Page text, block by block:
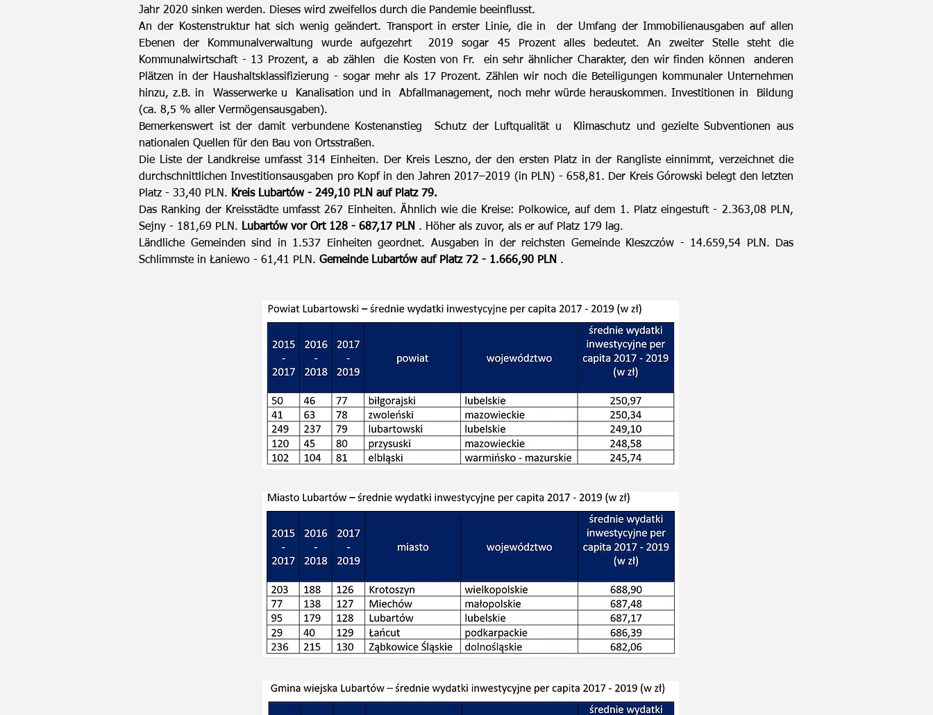
Jahr 2020 sinken werden. Dieses wird zweifellos durch die Pandemie beeinflusst.
An der Kostenstruktur hat sich wenig geändert. Transport in erster Linie, die in der Umfang der Immobilienausgaben auf allen
Ebenen der Kommunalverwaltung wurde aufgezehrt 2019 sogar 45 Prozent alles bedeutet. An zweiter Stelle steht die
Kommunalwirtschaft - 13 Prozent, a ab zählen die Kosten von Fr. ein sehr ähnlicher Charakter, den wir finden können anderen
Plätzen in der Haushaltsklassifizierung - sogar mehr als 17 Prozent. Zählen wir noch die Beteiligungen kommunaler Unternehmen
hinzu, z.B. in Wasserwerke u Kanalisation und in Abfallmanagement, noch mehr würde herauskommen. Investitionen in Bildung
(ca. 8,5 % aller Vermögensausgaben).
Bemerkenswert ist der damit verbundene Kostenanstieg Schutz der Luftqualität u Klimaschutz und gezielte Subventionen aus
nationalen Quellen für den Bau von Ortsstraßen.
Die Liste der Landkreise umfasst 314 Einheiten. Der Kreis Leszno, der den ersten Platz in der Rangliste einnimmt, verzeichnet die
durchschnittlichen Investitionsausgaben pro Kopf in den Jahren 2017–2019 (in PLN) - 658,81. Der Kreis Górowski belegt den letzten
Platz - 33,40 PLN. Kreis Lubartów - 249,10 PLN auf Platz 79.
Das Ranking der Kreisstädte umfasst 267 Einheiten. Ähnlich wie die Kreise: Polkowice, auf dem 1. Platz eingestuft - 2.363,08 PLN,
Sejny - 181,69 PLN. Lubartów vor Ort 128 - 687,17 PLN . Höher als zuvor, als er auf Platz 179 lag.
Ländliche Gemeinden sind in 1.537 Einheiten geordnet. Ausgaben in der reichsten Gemeinde Kleszczów - 14.659,54 PLN. Das
Schlimmste in Łaniewo - 61,41 PLN. Gemeinde Lubartów auf Platz 72 - 1.666,90 PLN .